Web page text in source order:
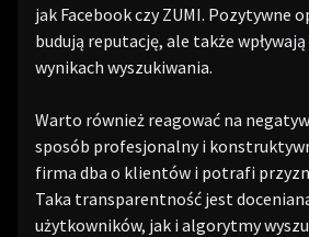
jak Facebook czy ZUMI. Pozytywne
budują reputację, ale także
wynikach wyszukiwania.
Warto również reagować na
sposób profesjonalny i
firma dba o klientów i potrafi
Taka transparentność jest
użytkowników, jak i algorytmy